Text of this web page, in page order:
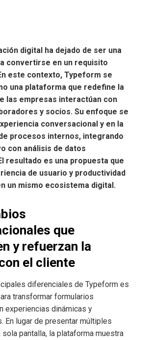
digital ha dejado de ser una
convertirse en un requisito
este contexto, Typeform se
una plataforma que redefine la
las empresas interactúan con
y socios. Su enfoque se
conversacional y en la
procesos internos, integrando
con análisis de datos
resultado es una propuesta que
de usuario y productividad
un mismo ecosistema digital.
que
y refuerzan la
el cliente
diferenciales de Typeform es
transformar formularios
experiencias dinámicas y
En lugar de presentar múltiples
sola pantalla, la plataforma muestra